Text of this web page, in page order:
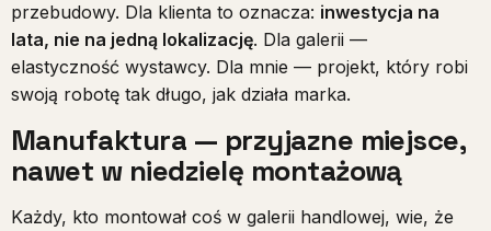
przebudowy. Dla klienta to oznacza: inwestycja na
lata, nie na jedną lokalizację. Dla galerii —
elastyczność wystawcy. Dla mnie — projekt, który robi
swoją robotę tak długo, jak działa marka.
Manufaktura — przyjazne miejsce,
nawet w niedzielę montażową
Każdy, kto montował coś w galerii handlowej, wie, że